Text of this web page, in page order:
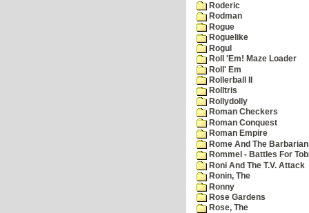
Roderic
Rodman
Rogue
Roguelike
Rogul
Roll 'Em! Maze Loader
Roll' Em
Rollerball II
Rolltris
Rollydolly
Roman Checkers
Roman Conquest
Roman Empire
Rome And The
Rommel - Battles For
Roni And The T.V. Attack
Ronin, The
Ronny
Rose Gardens
Rose, The